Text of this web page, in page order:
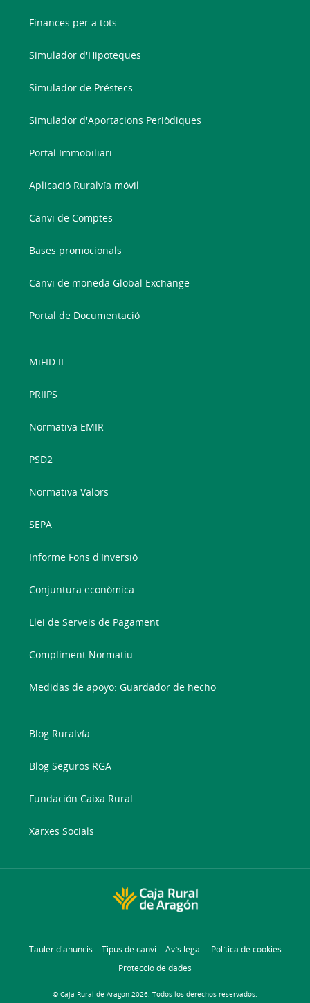
Finances per a tots
Simulador d'Hipoteques
Simulador de Préstecs
Simulador d'Aportacions Periòdiques
Portal Immobiliari
Aplicació Ruralvía móvil
Canvi de Comptes
Bases promocionals
Canvi de moneda Global Exchange
Portal de Documentació
MiFID II
PRIIPS
Normativa EMIR
PSD2
Normativa Valors
SEPA
Informe Fons d'Inversió
Conjuntura econòmica
Llei de Serveis de Pagament
Compliment Normatiu
Medidas de apoyo: Guardador de hecho
Blog Ruralvía
Blog Seguros RGA
Fundación Caixa Rural
Xarxes Socials
Tauler d'anuncis Tipus de canvi Avís legal
Política de cookies
Protecció de dades
© Caja Rural de Aragon 2026. Todos los derechos reservados.